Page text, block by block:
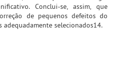
Conclui-se, assim, que
de pequenos defeitos do
selecionados14.